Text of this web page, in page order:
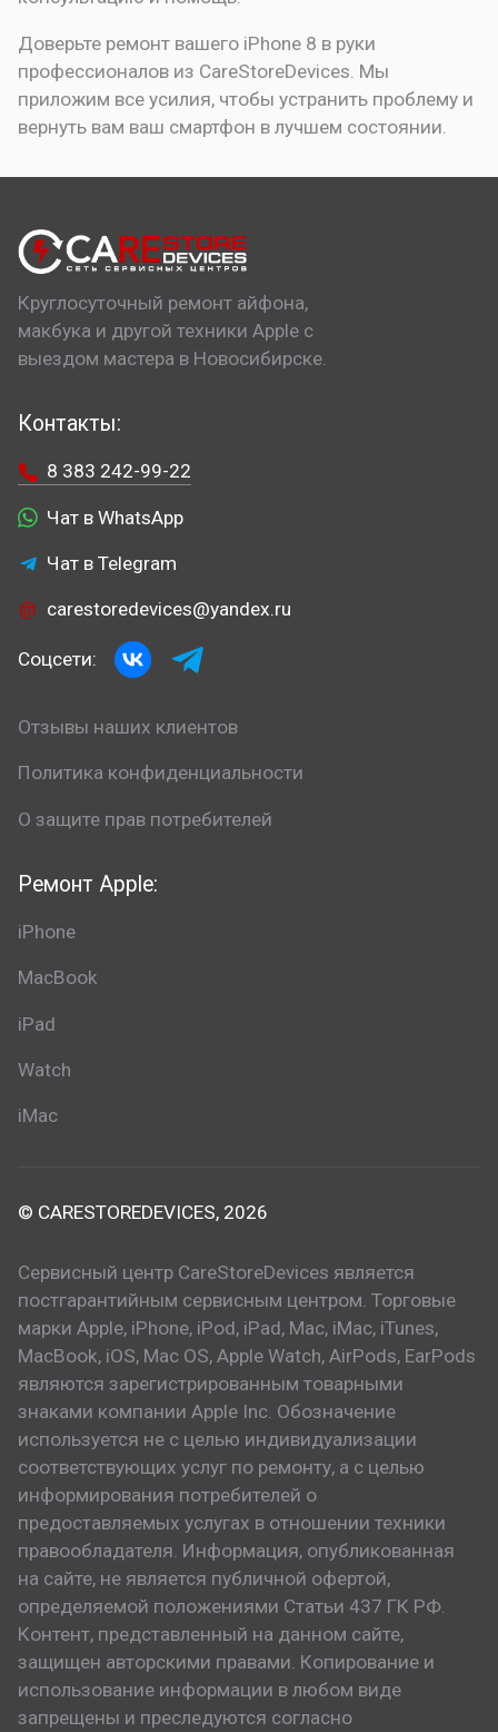
Доверьте ремонт вашего iPhone 8 в руки
профессионалов из CareStoreDevices. Мы
приложим все усилия, чтобы устранить проблему и
вернуть вам ваш смартфон в лучшем состоянии.
Круглосуточный ремонт айфона,
макбука и другой техники Apple с
выездом мастера в Новосибирске.
Ремонт Apple:
iPhone
MacBook
iPad
Watch
iMac
Контакты:
8 383 242-99-22
Чат в WhatsApp
Чат в Telegram
carestoredevices@yandex.ru
Соцсети:
Отзывы наших клиентов
Политика конфиденциальности
О защите прав потребителей
© CARESTOREDEVICES, 2026
Сервисный центр CareStoreDevices является
постгарантийным сервисным центром. Торговые
марки Apple, iPhone, iPod, iPad, Mac, iMac, iTunes,
MacBook, iOS, Mac OS, Apple Watch, AirPods, EarPods
являются зарегистрированным товарными
знаками компании Apple Inc. Обозначение
используется не с целью индивидуализации
соответствующих услуг по ремонту, а с целью
информирования потребителей о
предоставляемых услугах в отношении техники
правообладателя. Информация, опубликованная
на сайте, не является публичной офертой,
определяемой положениями Статьи 437 ГК РФ.
Контент, представленный на данном сайте,
защищен авторскими правами. Копирование и
использование информации в любом виде
запрещены и преследуются согласно